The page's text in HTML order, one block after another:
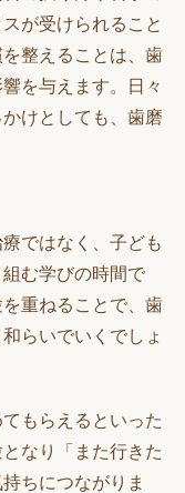
が受けられること
整えることは、歯
を与えます。日々
けとしても、歯磨
ではなく、子ども
む学びの時間で
重ねることで、歯
らいでいくでしょ
もらえるといった
なり「また行きた
ちにつながりま